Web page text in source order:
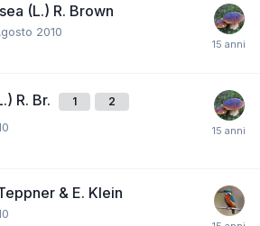
(L.) R. Brown
2010
R. Br. 1 2
& E. Klein